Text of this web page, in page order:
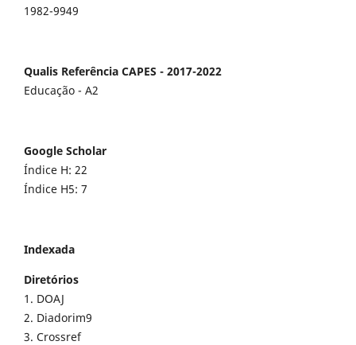
1982-9949
Qualis Referência CAPES - 2017-2022
Educação - A2
Google Scholar
Índice H: 22
Índice H5: 7
Indexada
Diretórios
1. DOAJ
2. Diadorim9
3. Crossref